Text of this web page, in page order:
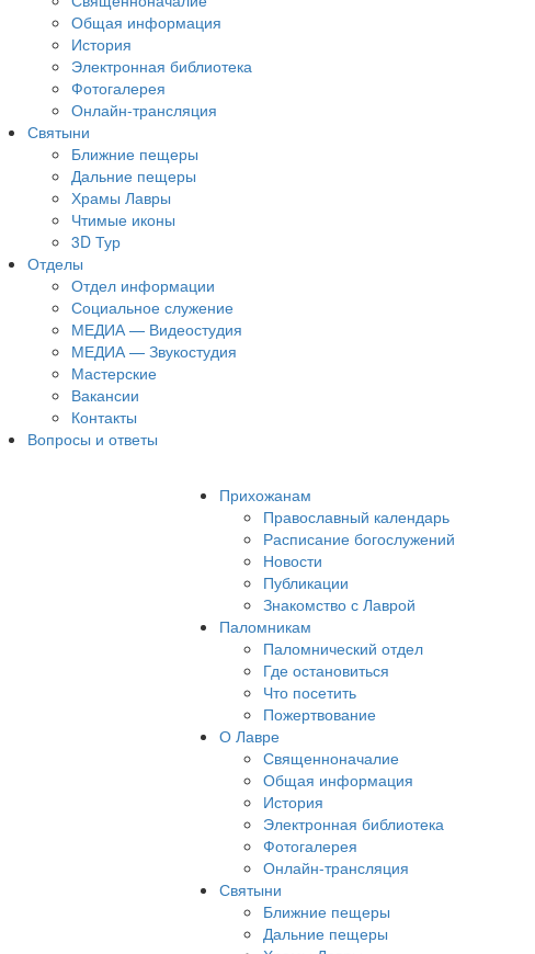
Общая информация
История
Электронная библиотека
Фотогалерея
Онлайн-трансляция
Святыни
Ближние пещеры
Дальние пещеры
Храмы Лавры
Чтимые иконы
3D Тур
Отделы
Отдел информации
Социальное служение
МЕДИА — Видеостудия
МЕДИА — Звукостудия
Мастерские
Вакансии
Контакты
Вопросы и ответы
Прихожанам
Православный календарь
Расписание богослужений
Новости
Публикации
Знакомство с Лаврой
Паломникам
Паломнический отдел
Где остановиться
Что посетить
Пожертвование
О Лавре
Священноначалие
Общая информация
История
Электронная библиотека
Фотогалерея
Онлайн-трансляция
Святыни
Ближние пещеры
Дальние пещеры